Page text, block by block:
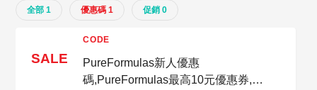
全部 1 優惠碼 1 促銷 0
SALE
CODE
PureFormulas新人優惠
碼,PureFormulas最高10元優惠券,全